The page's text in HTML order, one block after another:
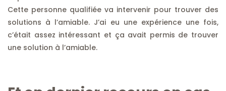
Cette personne qualifiée va intervenir pour trouver des
solutions à l’amiable. J’ai eu une expérience une fois,
c’était assez intéressant et ça avait permis de trouver
une solution à l’amiable.